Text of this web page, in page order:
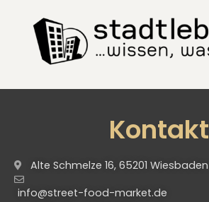
Kontakt
Alte Schmelze 16, 65201 Wiesbaden
info@street-food-market.de